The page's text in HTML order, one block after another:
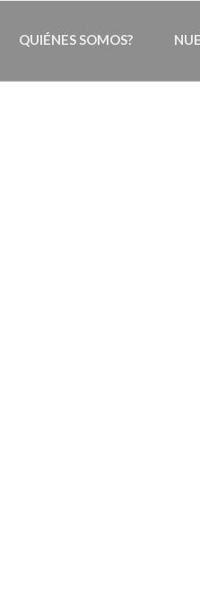
QUIÉNES SOMOS?